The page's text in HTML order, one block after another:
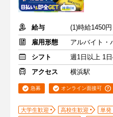
給与
(1)時給1450
雇用形態
アルバイト・
シフト
週1日以上 1
アクセス
横浜駅
急募 オンライン面接可
大学生歓迎 高校生歓迎
単発